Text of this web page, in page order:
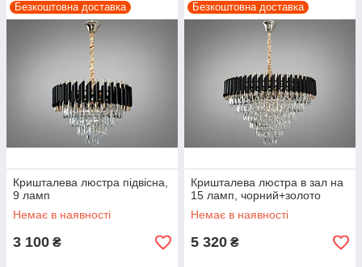
Безкоштовна доставка
Кришталева люстра підвісна,
9 ламп
Немає в наявності
3 100 ₴
Безкоштовна доставка
Кришталева люстра в зал на
15 ламп, чорний+золото
Немає в наявності
5 320 ₴